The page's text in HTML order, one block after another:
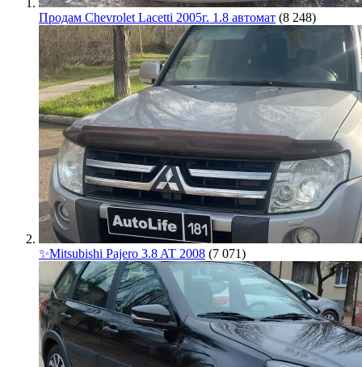
Продам Chevrolet Lacetti 2005г. 1.8 автомат (8 248)
✨Mitsubishi Pajero 3.8 AT 2008 (7 071)